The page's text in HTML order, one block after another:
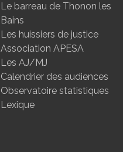
Le barreau de Thonon les
Bains
Les huissiers de justice
Association APESA
Les AJ/MJ
Calendrier des audiences
Observatoire statistiques
Lexique